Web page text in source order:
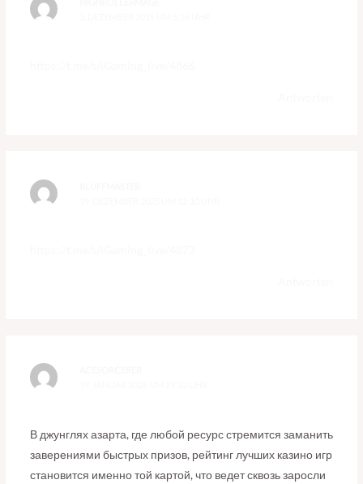
В джунглях азарта, где любой ресурс стремится заманить
заверениями быстрых призов, рейтинг лучших казино игр
становится именно той картой, что ведет сквозь заросли